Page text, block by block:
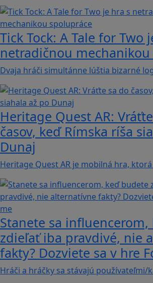
Tick Tock: A Tale for Tw‪o
netradičnou
Dvaja hráči simultánne lúštia bizarné
Heritage Quest AR:
časov, keď Rímska ríša
Dunaj
Heritage Quest AR je mobilná hra,
Stanete sa
zdieľať iba pravdivé, nie
fakty? Dozviete sa v hre
Hráči a hráčky sa stávajú používateľmi/